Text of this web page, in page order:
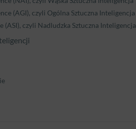
(AGI), czyli Ogólna Sztuczna Inteligencja
czyli Nadludzka Sztuczna Inteligencja